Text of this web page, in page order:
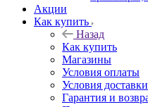
Акции
Как купить
Назад
Как купить
Магазины
Условия оплаты
Условия доставки
Гарантия и